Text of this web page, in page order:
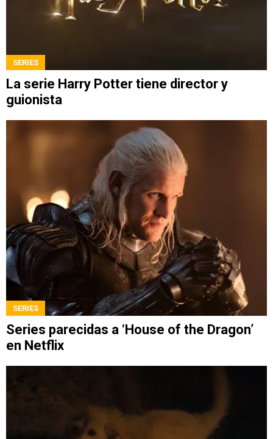
SERIES
La serie Harry Potter tiene director y
guionista
SERIES
Series parecidas a ‘House of the Dragon’
en Netflix